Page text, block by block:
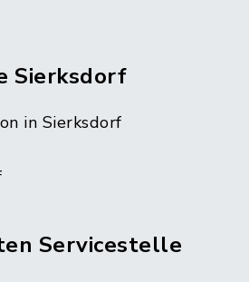
Sierksdorf
in Sierksdorf
Servicestelle